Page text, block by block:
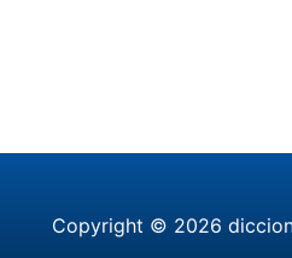
Copyright © 2026